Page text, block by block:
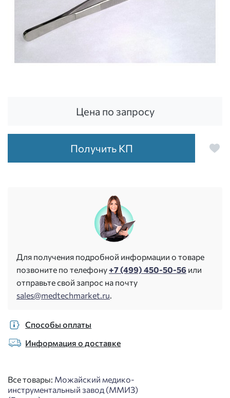
Цена по запросу
Получить КП
Для получения подробной информации о товаре
позвоните по телефону+7 (499) 450-50-56 или
отправьте свой запрос на почту
sales@medtechmarket.ru
Способы оплаты
Информация о доставке
Все товары: Можайский медико-
инструментальный завод (ММИЗ)